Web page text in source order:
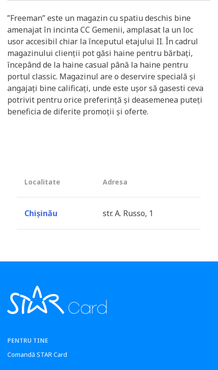
”Freeman” este un magazin cu spatiu deschis bine
amenajat în incinta CC Gemenii, amplasat la un loc
usor accesibil chiar la începutul etajului II. În cadrul
magazinului clienții pot găsi haine pentru bărbați,
începând de la haine casual până la haine pentru
portul classic. Magazinul are o deservire specială și
angajați bine calificați, unde este ușor să gasesti ceva
potrivit pentru orice preferință și deasemenea puteți
beneficia de diferite promoții și oferte.
Localitate Adresa
Chișinău str. A. Russo, 1
PENTRU TINE
Comandă STAR Card